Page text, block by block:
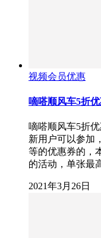
视频会员优惠
嘀嗒顺风车5折
嘀嗒顺风车5折
新用户可以参加
等的优惠券的，
的活动，单张最
2021年3月26日